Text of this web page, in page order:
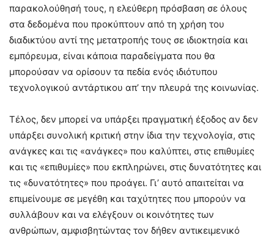
παρακολούθησή τους, η ελεύθερη πρόσβαση σε όλους
στα δεδομένα που προκύπτουν από τη χρήση του
διαδικτύου αντί της μετατροπής τους σε ιδιοκτησία και
εμπόρευμα, είναι κάποια παραδείγματα που θα
μπορούσαν να ορίσουν τα πεδία ενός ιδιότυπου
τεχνολογικού αντάρτικου απ’ την πλευρά της κοινωνίας.
Τέλος, δεν μπορεί να υπάρξει πραγματική έξοδος αν δεν
υπάρξει συνολική κριτική στην ίδια την τεχνολογία, στις
ανάγκες και τις «ανάγκες» που καλύπτει, στις επιθυμίες
και τις «επιθυμίες» που εκπληρώνει, στις δυνατότητες και
τις «δυνατότητες» που προάγει. Γι’ αυτό απαιτείται να
επιμείνουμε σε μεγέθη και ταχύτητες που μπορούν να
συλλάβουν και να ελέγξουν οι κοινότητες των
ανθρώπων, αμφισβητώντας τον δήθεν αντικειμενικό